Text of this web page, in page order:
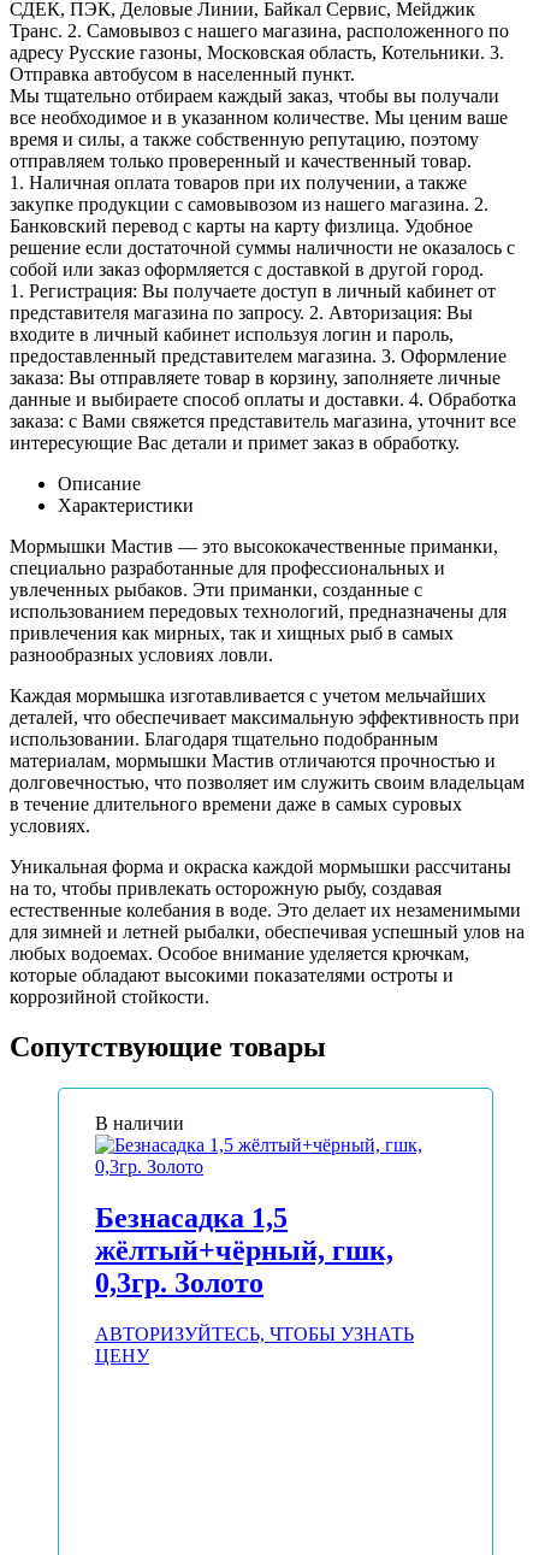
СДЕК, ПЭК, Деловые Линии, Байкал Сервис, Мейджик
Транс. 2. Самовывоз с нашего магазина, расположенного по
адресу Русские газоны, Московская область, Котельники. 3.
Отправка автобусом в населенный пункт.
Мы тщательно отбираем каждый заказ, чтобы вы получали
все необходимое и в указанном количестве. Мы ценим ваше
время и силы, а также собственную репутацию, поэтому
отправляем только проверенный и качественный товар.
1. Наличная оплата товаров при их получении, а также
закупке продукции с самовывозом из нашего магазина. 2.
Банковский перевод с карты на карту физлица. Удобное
решение если достаточной суммы наличности не оказалось с
собой или заказ оформляется с доставкой в другой город.
1. Регистрация: Вы получаете доступ в личный кабинет от
представителя магазина по запросу. 2. Авторизация: Вы
входите в личный кабинет используя логин и пароль,
предоставленный представителем магазина. 3. Оформление
заказа: Вы отправляете товар в корзину, заполняете личные
данные и выбираете способ оплаты и доставки. 4. Обработка
заказа: с Вами свяжется представитель магазина, уточнит все
интересующие Вас детали и примет заказ в обработку.
Описание
Характеристики
Мормышки Мастив — это высококачественные приманки,
специально разработанные для профессиональных и
увлеченных рыбаков. Эти приманки, созданные с
использованием передовых технологий, предназначены для
привлечения как мирных, так и хищных рыб в самых
разнообразных условиях ловли.
Каждая мормышка изготавливается с учетом мельчайших
деталей, что обеспечивает максимальную эффективность при
использовании. Благодаря тщательно подобранным
материалам, мормышки Мастив отличаются прочностью и
долговечностью, что позволяет им служить своим владельцам
в течение длительного времени даже в самых суровых
условиях.
Уникальная форма и окраска каждой мормышки рассчитаны
на то, чтобы привлекать осторожную рыбу, создавая
естественные колебания в воде. Это делает их незаменимыми
для зимней и летней рыбалки, обеспечивая успешный улов на
любых водоемах. Особое внимание уделяется крючкам,
которые обладают высокими показателями остроты и
коррозийной стойкости.
Сопутствующие товары
В наличии
Безнасадка 1,5
жёлтый+чёрный, гшк,
0,3гр. Золото
АВТОРИЗУЙТЕСЬ, ЧТОБЫ УЗНАТЬ
ЦЕНУ